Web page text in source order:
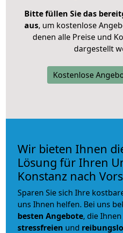
Bitte füllen Sie das
aus, um kostenlose
denen alle Preise und
dargestellt
Kostenlose
Wir bieten Ihnen
Lösung für Ihren
Konstanz nach
Sparen Sie sich Ihre
uns Ihnen helfen. Bei uns
besten Angebote, die Ihnen
stressfreien und